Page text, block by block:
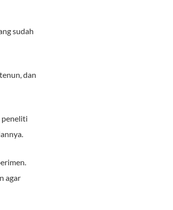
sudah
dan
peneliti
agar